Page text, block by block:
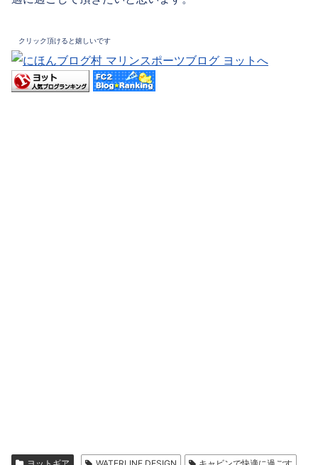
クリック頂けると嬉しいです